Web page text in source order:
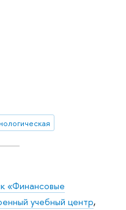
«Финансовые
учебный центр,